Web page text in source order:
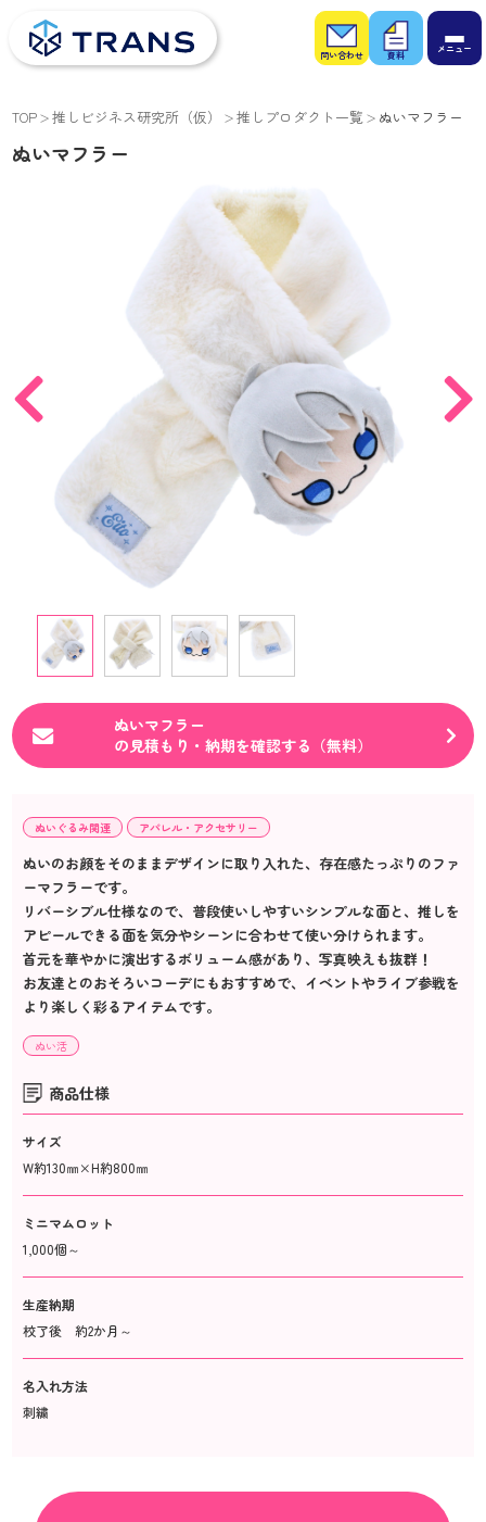
お問
い合
わせ
お役
立ち
資料
TOP 推しビジネス研究所（仮） 推しプロダクト一覧 ぬいマフラー
ぬいマフラー
ぬいマフラー
の見積もり・納期を確認する（無料）
ぬいぐるみ関連 アパレル・アクセサリー
ぬいのお顔をそのままデザインに取り入れた、存在感たっぷりのファ
ーマフラーです。
リバーシブル仕様なので、普段使いしやすいシンプルな面と、推しを
アピールできる面を気分やシーンに合わせて使い分けられます。
首元を華やかに演出するボリューム感があり、写真映えも抜群！
お友達とのおそろいコーデにもおすすめで、イベントやライブ参戦を
より楽しく彩るアイテムです。
ぬい活
商品仕様
サイズ
W約130㎜×H約800㎜
ミニマムロット
1,000個～
生産納期
校了後 約2か月～
名入れ方法
刺繍